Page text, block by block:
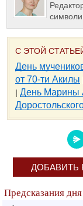
С ЭТОЙ
День
от 70-ти Акилы
| День Марины
ДОБАВИТЬ
Предсказания дня